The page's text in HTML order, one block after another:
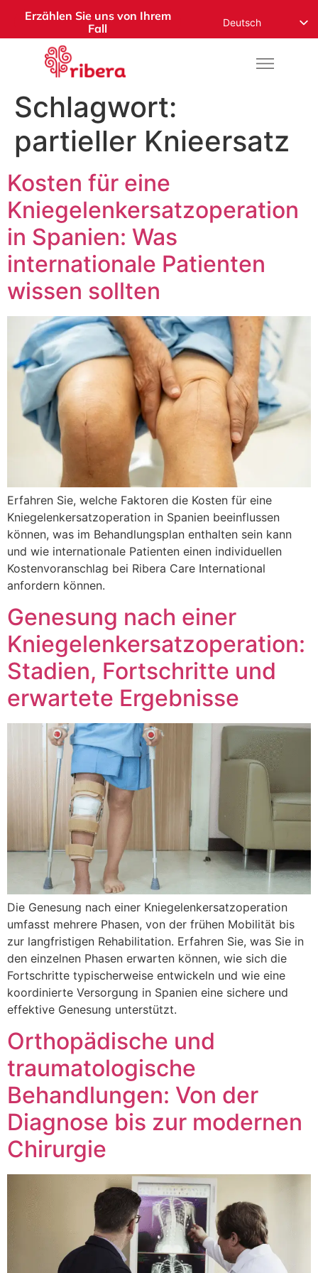
Erzählen Sie uns von Ihrem
Fall
Deutsch
Español
Română
العربية
Schlagwort:
partieller Knieersatz
Kosten für eine
Kniegelenkersatzoperation
in Spanien: Was
internationale Patienten
wissen sollten
Erfahren Sie, welche Faktoren die Kosten für eine
Kniegelenkersatzoperation in Spanien beeinflussen
können, was im Behandlungsplan enthalten sein kann
und wie internationale Patienten einen individuellen
Kostenvoranschlag bei Ribera Care International
anfordern können.
Genesung nach einer
Kniegelenkersatzoperation:
Stadien, Fortschritte und
erwartete Ergebnisse
Die Genesung nach einer Kniegelenkersatzoperation
umfasst mehrere Phasen, von der frühen Mobilität bis
zur langfristigen Rehabilitation. Erfahren Sie, was Sie in
den einzelnen Phasen erwarten können, wie sich die
Fortschritte typischerweise entwickeln und wie eine
koordinierte Versorgung in Spanien eine sichere und
effektive Genesung unterstützt.
Orthopädische und
traumatologische
Behandlungen: Von der
Diagnose bis zur modernen
Chirurgie